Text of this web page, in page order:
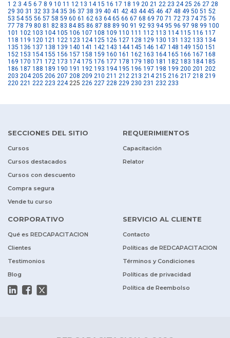
1 2 3 4 5 6 7 8 9 10 11 12 13 14 15 16 17 18 19 20 21 22 23 24 25 26 27 28
29 30 31 32 33 34 35 36 37 38 39 40 41 42 43 44 45 46 47 48 49 50 51 52
53 54 55 56 57 58 59 60 61 62 63 64 65 66 67 68 69 70 71 72 73 74 75 76
77 78 79 80 81 82 83 84 85 86 87 88 89 90 91 92 93 94 95 96 97 98 99 100
101 102 103 104 105 106 107 108 109 110 111 112 113 114 115 116 117
118 119 120 121 122 123 124 125 126 127 128 129 130 131 132 133 134
135 136 137 138 139 140 141 142 143 144 145 146 147 148 149 150 151
152 153 154 155 156 157 158 159 160 161 162 163 164 165 166 167 168
169 170 171 172 173 174 175 176 177 178 179 180 181 182 183 184 185
186 187 188 189 190 191 192 193 194 195 196 197 198 199 200 201 202
203 204 205 206 207 208 209 210 211 212 213 214 215 216 217 218 219
220 221 222 223 224 225 226 227 228 229 230 231 232 233
SECCIONES DEL SITIO
Cursos
Cursos destacados
Cursos con descuento
Compra segura
Vende tu curso
REQUERIMIENTOS
Capacitación
Relator
CORPORATIVO
Qué es REDCAPACITACION
Clientes
Testimonios
Blog
SERVICIO AL CLIENTE
Contacto
Políticas de REDCAPACITACION
Términos y Condiciones
Políticas de privacidad
Política de Reembolso